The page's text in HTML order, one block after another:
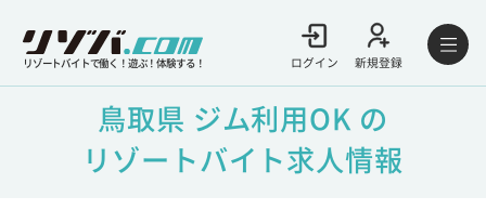
リゾートバイトで働く！遊ぶ！体験する！ ログイン 新規登録
鳥取県 ジム利用OK の
リゾートバイト求人情報